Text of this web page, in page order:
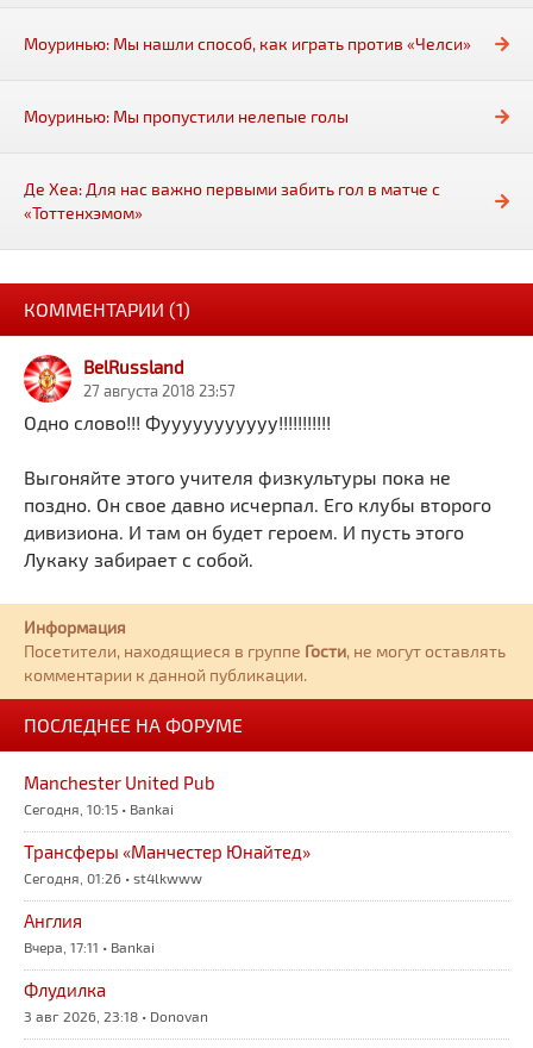
Моуринью: Мы нашли способ, как играть против «Челси»
Моуринью: Мы пропустили нелепые голы
Де Хеа: Для нас важно первыми забить гол в матче с
«Тоттенхэмом»
КОММЕНТАРИИ (1)
BelRussland
27 августа 2018 23:57
Одно слово!!! Фууууууууууу!!!!!!!!!!!
Выгоняйте этого учителя физкультуры пока не
поздно. Он свое давно исчерпал. Его клубы второго
дивизиона. И там он будет героем. И пусть этого
Лукаку забирает с собой.
Информация
Посетители, находящиеся в группе Гости, не могут оставлять
комментарии к данной публикации.
ПОСЛЕДНЕЕ НА ФОРУМЕ
Manchester United Pub
Сегодня, 10:15 • Bankai
Трансферы «Манчестер Юнайтед»
Сегодня, 01:26 • st4lkwww
Англия
Вчера, 17:11 • Bankai
Флудилка
3 авг 2026, 23:18 • Donovan